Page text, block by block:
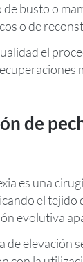
de busto o
o de
el
de
es una
el tejido
evolutiva
de elevación